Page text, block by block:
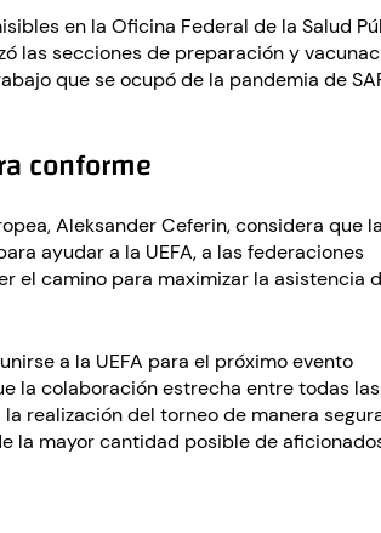
en la Oficina Federal de la Salud
las secciones de preparación y
que se ocupó de la pandemia de
conforme
Aleksander Ceferin, considera que la
ayudar a la UEFA, a las federaciones
el camino para maximizar la asistencia
a la UEFA para el próximo evento
la colaboración estrecha entre todas las
realización del torneo de manera
la mayor cantidad posible de